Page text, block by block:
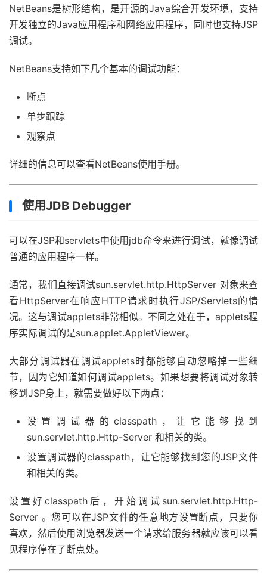
NetBeans是树形结构，是开源的Java综合开发环境，支持
开发独立的Java应用程序和网络应用程序，同时也支持JSP
调试。
NetBeans支持如下几个基本的调试功能：
断点
单步跟踪
观察点
详细的信息可以查看NetBeans使用手册。
使用JDB Debugger
可以在JSP和servlets中使用jdb命令来进行调试，就像调试
普通的应用程序一样。
通常，我们直接调试sun.servlet.http.HttpServer 对象来查
看HttpServer在响应HTTP请求时执行JSP/Servlets的情
况。这与调试applets非常相似。不同之处在于，applets程
序实际调试的是sun.applet.AppletViewer。
大部分调试器在调试applets时都能够自动忽略掉一些细
节，因为它知道如何调试applets。如果想要将调试对象转
移到JSP身上，就需要做好以下两点：
设置调试器的classpath，让它能够找到
sun.servlet.http.Http-Server 和相关的类。
设置调试器的classpath，让它能够找到您的JSP文件
和相关的类。
设置好classpath后，开始调试sun.servlet.http.Http-
Server 。您可以在JSP文件的任意地方设置断点，只要你
喜欢，然后使用浏览器发送一个请求给服务器就应该可以看
见程序停在了断点处。